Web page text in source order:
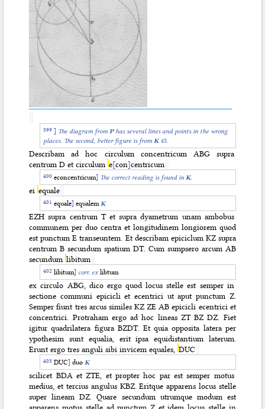
] The diagram from Phas several lines and points in the wrong
places. The second, better figure is from K45.
Describam ad hoc circulum concentricum ABG supra
centrum D et circulum e[con]centricum
econcentricum] The correct reading is found in K.
ei equale
equale] equalemK
EZH supra centrum T et supra dyametrum unam ambobus
communem per duo centra et longitudinem longiorem quod
est punctum E transeuntem. Et describam epiciclum KZ supra
centrum B secundum spatium DT. Cum sumpsero arcum AB
secundum libitum
libitum] corr. exlibtum
ex circulo ABG, dico ergo quod locus stelle est semper in
sectione communi epicicli et ecentrici ut aput punctum Z.
Semper fiunt tres arcus similes KZ ZE AB epicicli ecentrici et
concentrici. Protraham ergo ad hoc lineas ZT BZ DZ. Fiet
igitur quadrilatera figura BZDT. Et quia opposita latera per
ypothesim sunt equalia, erit ipsa equidistantium laterum.
Erunt ergo tres anguli sibi invicem equales, DUC
DUC] duo K
scilicet BDA et ZTE, et propter hoc par est semper motus
medius, et tercius angulus KBZ. Eritque apparens locus stelle
super lineam DZ. Quare secundum utrumque modum est